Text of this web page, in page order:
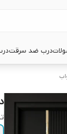
درب ضد سرقت